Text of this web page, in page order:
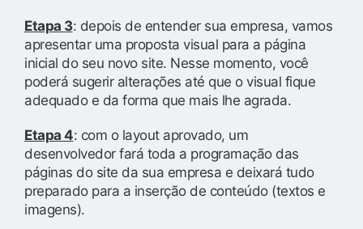
Etapa 3: depois de entender sua empresa, vamos
apresentar uma proposta visual para a página
inicial do seu novo site. Nesse momento, você
poderá sugerir alterações até que o visual fique
adequado e da forma que mais lhe agrada.
Etapa 4: com o layout aprovado, um
desenvolvedor fará toda a programação das
páginas do site da sua empresa e deixará tudo
preparado para a inserção de conteúdo (textos e
imagens).